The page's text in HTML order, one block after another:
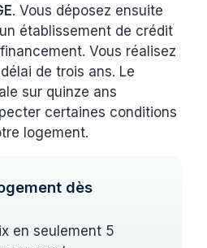
. Vous déposez ensuite
établissement de crédit
Vous réalisez
de trois ans. Le
sur quinze ans
certaines conditions
logement.
dès
en seulement 5